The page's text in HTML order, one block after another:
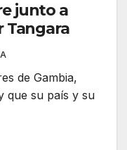
junto a
Tangara
de Gambia,
que su país y su